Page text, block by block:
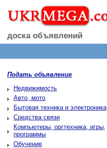
доска объявлений
Подать объявление
Недвижимость
Авто, мото
Бытовая техника и электроника
Средства связи
Компьютеры, оргтехника, игры,
программы
Обучение